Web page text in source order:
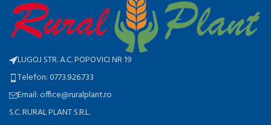
LUGOJ STR. A.C. POPOVICI NR 19
Telefon: 0773.926.733
Email: office@ruralplant.ro
S.C. RURAL PLANT S.R.L.